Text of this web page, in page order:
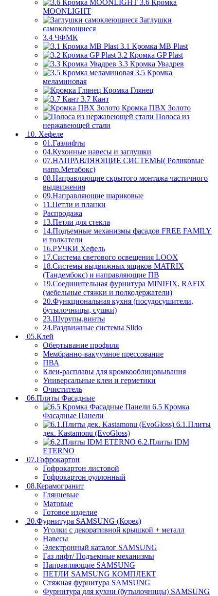
3.6 Кромка
MOONLIGHT
Заглушки
самоклеющиеся
3.4 ЧФМК
3.1 Кромка MB Plast
3.2 Кромка GP Plast
3.3 Кромка Увадрев
3.5 Кромка
меламиновая
Кромка Глянец
3.7 Кант
Кромка ПВХ Золото
Полоса из
нержавеющей стали
10. Хефеле
01.Газлифты
04.Кухонные навесы и заглушки
07.НАПРАВЛЯЮЩИЕ СИСТЕМЫ( Роликовые
напр.Метабокс)
08.Направляющие скрытого монтажа частичного
выдвижения
09.Направляющие шариковые
11.Петли и планки
Распродажа
13.Петли для стекла
14.Подъемные механизмы фасадов FREE FAMILY
и толкатели
16.РУЧКИ Хефель
17.Система светового освещения LOOX
18.Системы выдвижных ящиков MATRIX
(Тандембокс) и направляющие ПВ
19.Соединительная фурнитура MINIFIX, RAFIX
(мебельные стяжки и полкодержатели)
20.Функциональная кухня (посудосушители,
бутылочницы, сушки)
23.Шурупы,винты
24.Раздвижные системы Slido
05.Клей
Обертывание профиля
Мембранно-вакуумное прессование
ПВА
Клеи-расплавы для кромкооблицовывания
Универсальные клеи и герметики
Очиститель
06.Плиты Фасадные
6.5 Кромка
Фасадные Панели
6.1.Плиты
дек. Kastamonu (EvoGloss)
6.2.Плиты IDM
ETERNO
07.Гофрокартон
Гофрокартон листовой
Гофрокартон руллонный
08.Керамогранит
Глянцевые
Матовые
Готовое изделие
20.Фурнитура SAMSUNG (Корея)
Уголки с декоративной крышкой + металл
Навесы
Электронный каталог SAMSUNG
Газ лифт/ Подъемные механизмы
Направляющие SAMSUNG
ПЕТЛИ SAMSUNG КОМПЛЕКТ
Стяжная фурнитура SAMSUNG
Фурнитура для кухни (бутылочницы) SAMSUNG